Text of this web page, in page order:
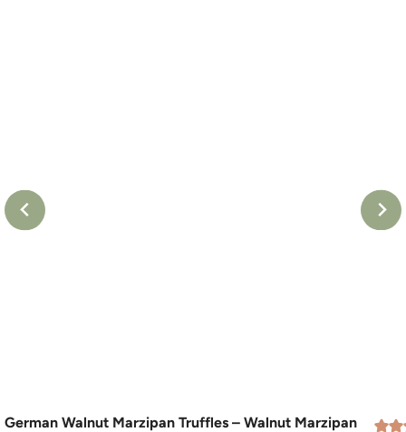
German Walnut Marzipan Truffles – Walnut Marzipan